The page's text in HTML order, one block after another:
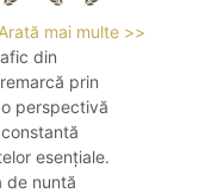
Arată mai multe >>
din
prin
perspectivă
esențiale.
de nuntă